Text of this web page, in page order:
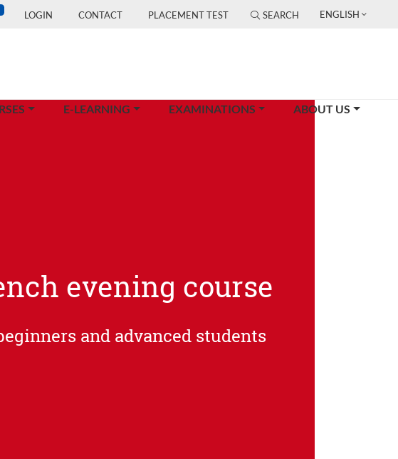
LOGIN CONTACT PLACEMENT TEST SEARCH ENGLISH
E-LEARNING EXAMINATIONS ABOUT US
evening course
and advanced students